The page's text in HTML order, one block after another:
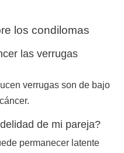
los condilomas
las verrugas
verrugas son de bajo
de mi pareja?
permanecer latente